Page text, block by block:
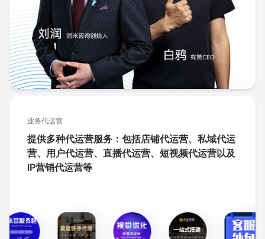
业务代运营
提供多种代运营服务：包括店铺代运营、私域代运
营、用户代运营、直播代运营、短视频代运营以及
IP营销代运营等